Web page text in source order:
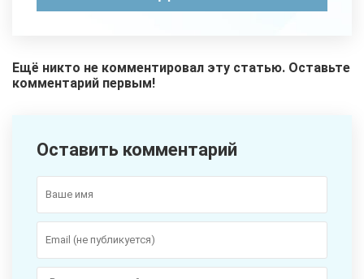
Ещё никто не комментировал эту статью. Оставьте
комментарий первым!
Оставить комментарий